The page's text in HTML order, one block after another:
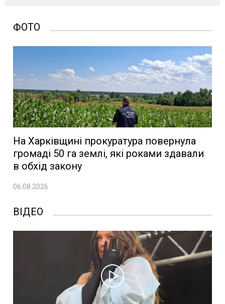
ФОТО
На Харківщині прокуратура повернула
громаді 50 га землі, які роками здавали
в обхід закону
06.08.2026
ВІДЕО